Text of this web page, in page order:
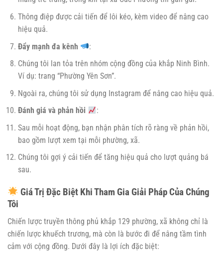
Thông điệp được cải tiến để lôi kéo, kèm video để nâng cao
hiệu quả.
Đẩy mạnh đa kênh
:
Chúng tôi lan tỏa trên nhóm cộng đồng của khắp Ninh Bình.
Ví dụ: trang “Phường Yên Sơn”.
Ngoài ra, chúng tôi sử dụng Instagram để nâng cao hiệu quả.
Đánh giá và phản hồi
:
Sau mỗi hoạt động, bạn nhận phân tích rõ ràng về phản hồi,
bao gồm lượt xem tại mỗi phường, xã.
Chúng tôi gợi ý cải tiến để tăng hiệu quả cho lượt quảng bá
sau.
Giá Trị Đặc Biệt Khi Tham Gia Giải Pháp Của Chúng
Tôi
Chiến lược truyền thông phủ khắp 129 phường, xã không chỉ là
chiến lược khuếch trương, mà còn là bước đi để nâng tầm tình
cảm với cộng đồng. Dưới đây là lợi ích đặc biệt: